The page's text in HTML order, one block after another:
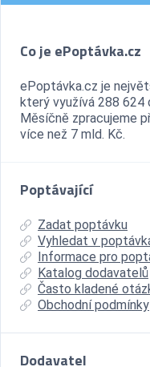
Co je ePoptávka.cz
ePoptávka.cz je
který využívá 288 624
Měsíčně zpracujeme
více než 7 mld. Kč.
Poptávající
Zadat poptávku
Vyhledat v
Informace pro
Katalog dodavatelů
Často kladené
Obchodní podmínky
Dodavatel